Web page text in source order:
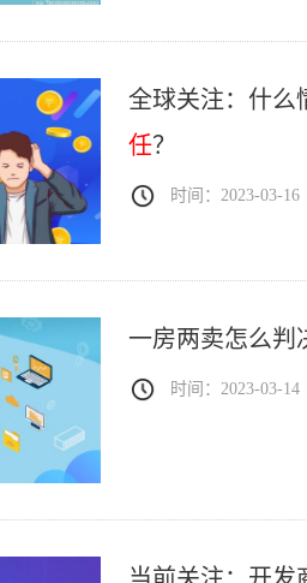
全球关注：什么
任？
时间：2023-03-16
一房两卖怎么判
时间：2023-03-14